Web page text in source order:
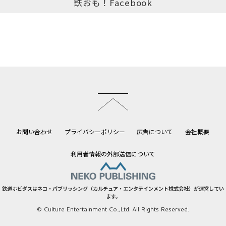
お問い合わせ プライバシーポリシー 広告について 会社概要
利用者情報の外部送信について
鉄道ホビダスはネコ・パブリッシング（カルチュア・エンタテインメント株式会社）が運営してい
ます。
© Culture Entertainment Co.,Ltd. All Rights Reserved.